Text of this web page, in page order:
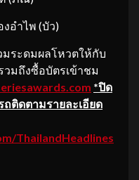
อำไพ (บัว)
ะดมผลโหวตให้กับ
วมถึงซื้อบัตรเข้าชม
*ปิด
ถติดตามรายละเอียด
ThailandHeadlines